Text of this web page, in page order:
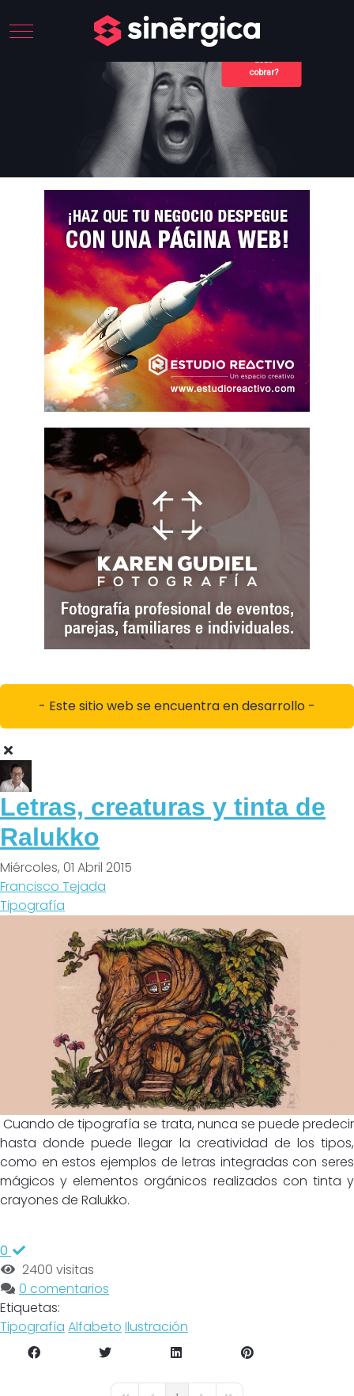
Mobile Menu Toggle
debo
cobrar?
- Este sitio web se encuentra en desarrollo -
Letras, creaturas y tinta de
Ralukko
Miércoles, 01 Abril 2015
Francisco Tejada
Tipografía
Cuando de tipografía se trata, nunca se puede predecir
hasta donde puede llegar la creatividad de los tipos,
como en estos ejemplos de letras integradas con seres
mágicos y elementos orgánicos realizados con tinta y
crayones de Ralukko.
0
2400 visitas
0 comentarios
Etiquetas:
Tipografía Alfabeto Ilustración